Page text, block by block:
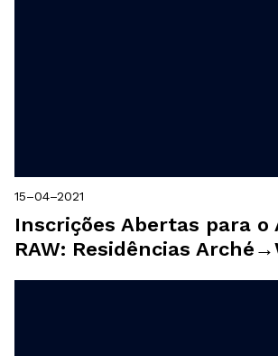
15–04–2021
Inscrições Abertas para o
RAW: Residências